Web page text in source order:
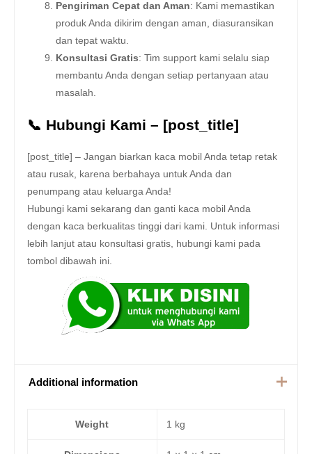
Pengiriman Cepat dan Aman: Kami memastikan
produk Anda dikirim dengan aman, diasuransikan
dan tepat waktu.
Konsultasi Gratis: Tim support kami selalu siap
membantu Anda dengan setiap pertanyaan atau
masalah.
📞 Hubungi Kami – [post_title]
[post_title] – Jangan biarkan kaca mobil Anda tetap retak
atau rusak, karena berbahaya untuk Anda dan
penumpang atau keluarga Anda!
Hubungi kami sekarang dan ganti kaca mobil Anda
dengan kaca berkualitas tinggi dari kami. Untuk informasi
lebih lanjut atau konsultasi gratis, hubungi kami pada
tombol dibawah ini.
Additional information
Weight 1 kg